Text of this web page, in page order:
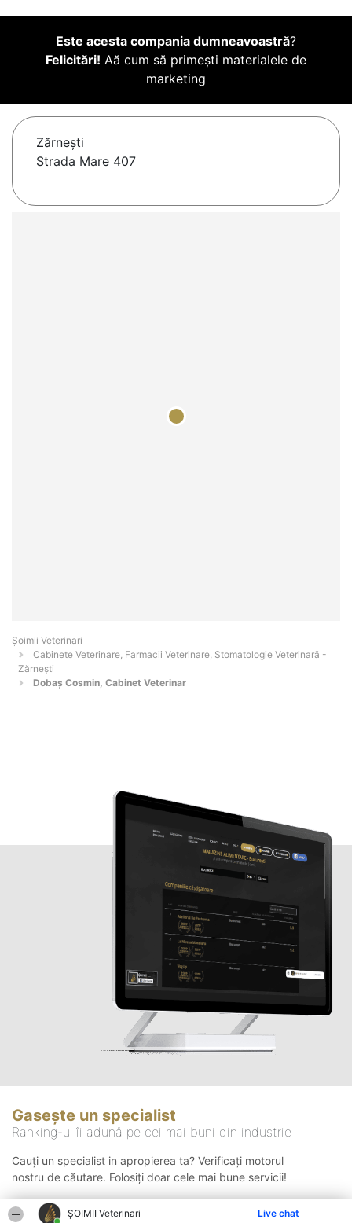
ȘOIMII Veterinari Live chat
Este acesta compania dumneavoastră?
Felicitări! Aă cum să primești materialele de
marketing
Zărneşti
Strada Mare 407
Șoimii Veterinari
Cabinete Veterinare, Farmacii Veterinare, Stomatologie Veterinară -
Zărneşti
Dobaș Cosmin, Cabinet Veterinar
Gasește un specialist
Ranking-ul îi adună pe cei mai buni din industrie
Cauți un specialist in apropierea ta? Verificați motorul
nostru de căutare. Folosiți doar cele mai bune servicii!